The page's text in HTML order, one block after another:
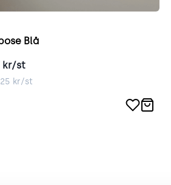
Blå
kr/st
kr/st